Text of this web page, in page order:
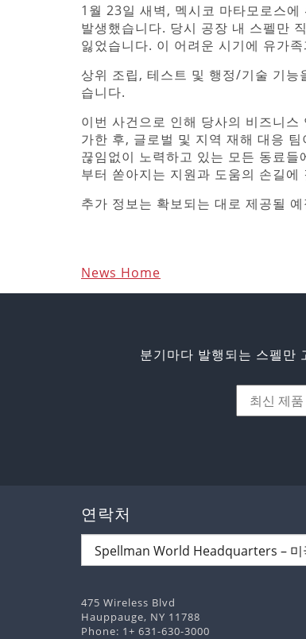
1월 23일 새벽, 멕시코 마타모로스
발생했습니다. 당시 공장 내 스펠만
잃었습니다. 이 어려운 시기에 유가
상위 조립, 테스트 및 행정/기술 기
습니다.
이번 사건으로 인해 당사의 비즈니
가한 후, 글로벌 및 지역 재해 대응
끊임없이 노력하고 있는 모든 동료
부터 쏟아지는 지원과 도움의 손길에
추가 정보는 확보되는 대로 제공될
News Home
분기마다 발행되는 스펠만
연락처
475 Wireless Blvd
Hauppauge, NY 11788
Phone: 1+ 631-630-3000